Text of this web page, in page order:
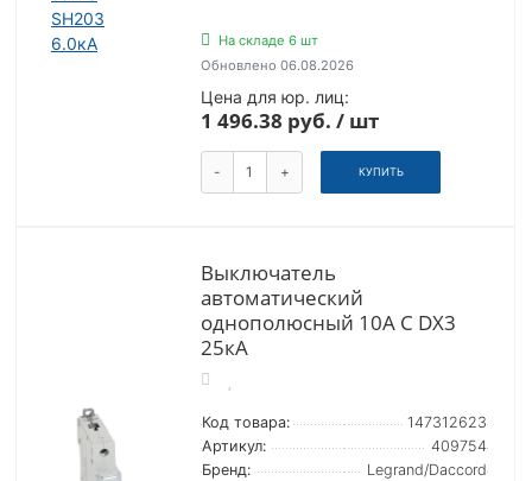
На складе 6 шт
Обновлено 06.08.2026
Цена для юр. лиц:
1 496.38 руб. / шт
- + КУПИТЬ
Выключатель
автоматический
однополюсный 10А C DX3
25кА
Код товара:
147312623
Артикул:
409754
Бренд:
Legrand/Daccord